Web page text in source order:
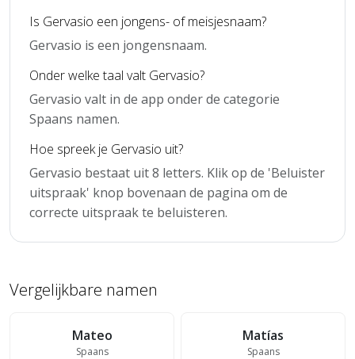
Is Gervasio een jongens- of meisjesnaam?
Gervasio is een jongensnaam.
Onder welke taal valt Gervasio?
Gervasio valt in de app onder de categorie
Spaans namen.
Hoe spreek je Gervasio uit?
Gervasio bestaat uit 8 letters. Klik op de 'Beluister
uitspraak' knop bovenaan de pagina om de
correcte uitspraak te beluisteren.
Vergelijkbare namen
Mateo
Spaans
Matías
Spaans